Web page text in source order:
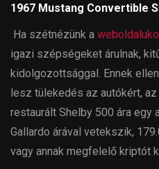
1967 Mustang Convertible
Ha szétnézünk a
igazi szépségeket árulnak,
kidolgozottsággal. Ennek
lesz tülekedés az autókért,
restaurált Shelby 500 ára egy
Gallardo árával vetekszik,
vagy annak megfelelő kriptót